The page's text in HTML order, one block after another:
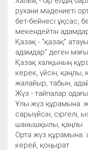
рухани мәдениеті
бет-бейнесі ұқсас,
мекендейтін
Қазақ - “қазақ”
адамдар” деген
Қазақ халқының
керек, үйсін,
жалайыр, табын,
Жүз - тайпалар
Ұлы жүз құрамына:
сарыүйсін,
шанышқылы, қаңлы
Орта жүз құрамына:
керей, қоңырат